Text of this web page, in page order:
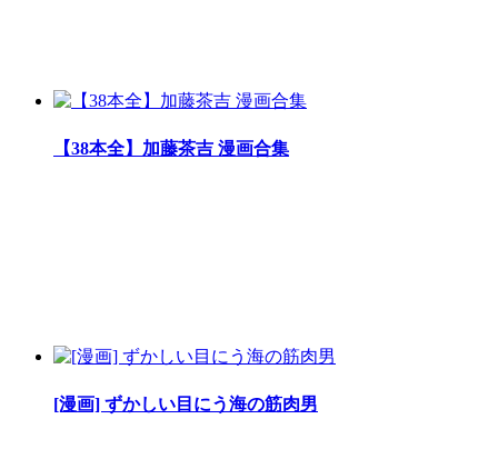
【38本全】加藤茶吉 漫画合集
[漫画] ずかしい目にう海の筋肉男